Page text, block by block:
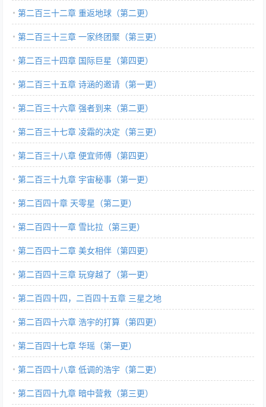
第二百三十二章 重返地球（第二更）
第二百三十三章 一家终团聚（第三更）
第二百三十四章 国际巨星（第四更）
第二百三十五章 诗涵的邀请（第一更）
第二百三十六章 强者到来（第二更）
第二百三十七章 凌霜的决定（第三更）
第二百三十八章 便宜师傅（第四更）
第二百三十九章 宇宙秘事（第一更）
第二百四十章 天零星（第二更）
第二百四十一章 雪比拉（第三更）
第二百四十二章 美女相伴（第四更）
第二百四十三章 玩穿越了（第一更）
第二百四十四，二百四十五章 三星之地
第二百四十六章 浩宇的打算（第四更）
第二百四十七章 华瑶（第一更）
第二百四十八章 低调的浩宇（第二更）
第二百四十九章 暗中营救（第三更）